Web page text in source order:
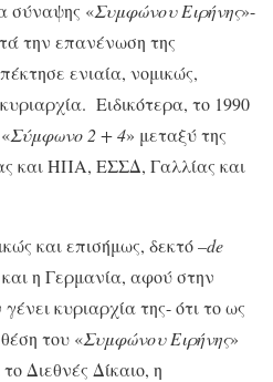
σύναψης «Συμφώνου Ειρήνης»-
την επανένωση της
ενιαία, νομικώς,
Ειδικότερα, το 1990
Σύμφωνο 2 + 4» μεταξύ της
και ΗΠΑ, ΕΣΣΔ, Γαλλίας και
και επισήμως, δεκτό –de
η Γερμανία, αφού στην
κυριαρχία της- ότι το ως
του «Συμφώνου Ειρήνης»
Διεθνές Δίκαιο, η